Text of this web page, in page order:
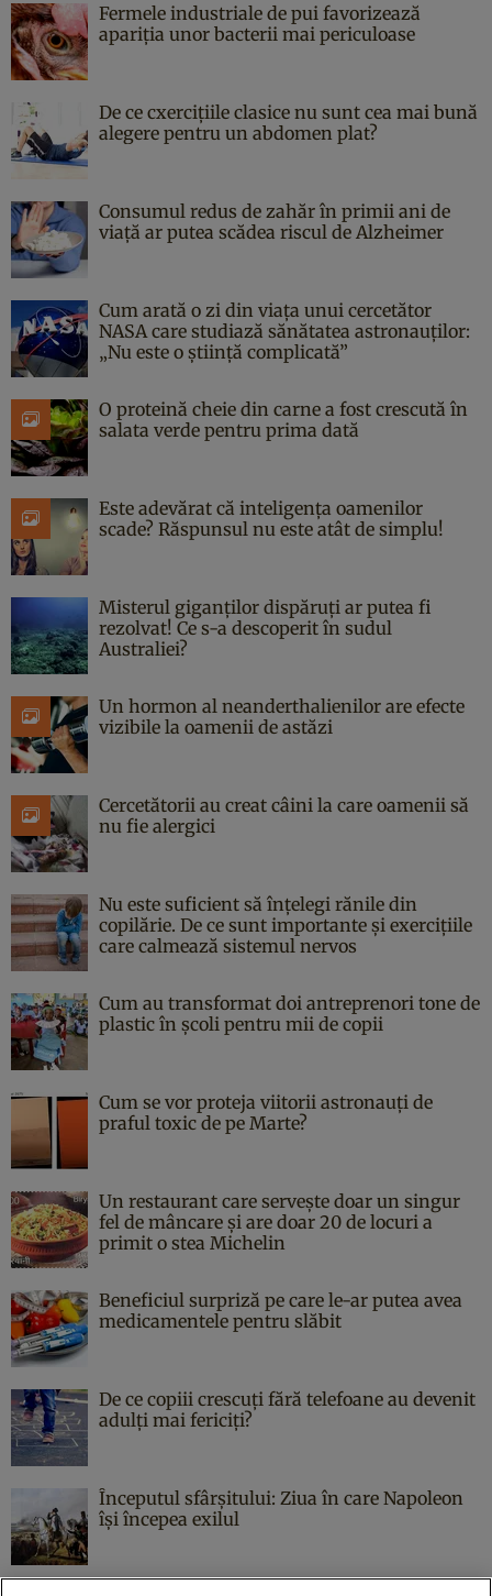
Fermele industriale de pui favorizează
apariția unor bacterii mai periculoase
De ce cxercițiile clasice nu sunt cea mai bună
alegere pentru un abdomen plat?
Consumul redus de zahăr în primii ani de
viață ar putea scădea riscul de Alzheimer
Cum arată o zi din viața unui cercetător
NASA care studiază sănătatea astronauților:
„Nu este o știință complicată”
O proteină cheie din carne a fost crescută în
salata verde pentru prima dată
Este adevărat că inteligența oamenilor
scade? Răspunsul nu este atât de simplu!
Misterul giganților dispăruți ar putea fi
rezolvat! Ce s-a descoperit în sudul
Australiei?
Un hormon al neanderthalienilor are efecte
vizibile la oamenii de astăzi
Cercetătorii au creat câini la care oamenii să
nu fie alergici
Nu este suficient să înțelegi rănile din
copilărie. De ce sunt importante și exercițiile
care calmează sistemul nervos
Cum au transformat doi antreprenori tone de
plastic în școli pentru mii de copii
Cum se vor proteja viitorii astronauți de
praful toxic de pe Marte?
Un restaurant care servește doar un singur
fel de mâncare și are doar 20 de locuri a
primit o stea Michelin
Beneficiul surpriză pe care le-ar putea avea
medicamentele pentru slăbit
De ce copiii crescuți fără telefoane au devenit
adulți mai fericiți?
Începutul sfârşitului: Ziua în care Napoleon
îşi începea exilul